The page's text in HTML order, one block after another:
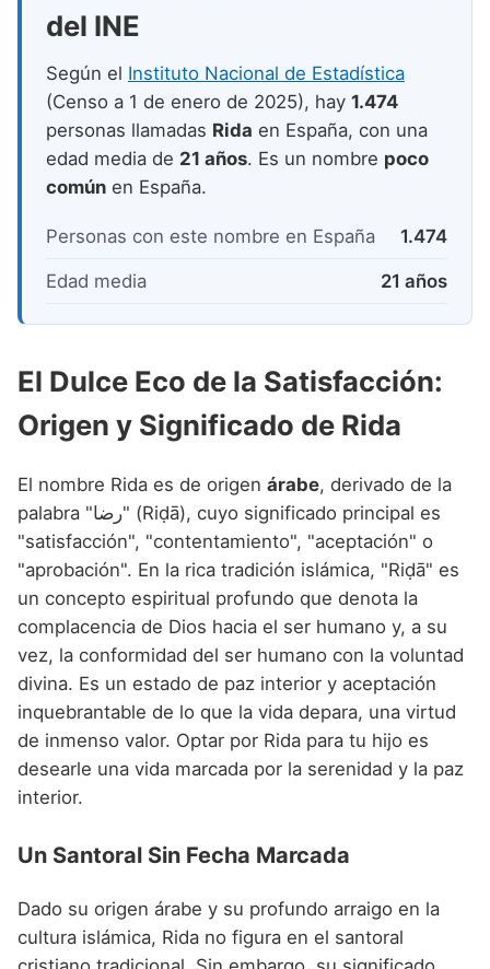
Nombres de niño que empiezan por Q
Nombres de niño que empiezan por R
Nombres de niño que empiezan por S
Nombres de niño que empiezan por X
Nombres de niño que empiezan por Y
Nombres de niño que empiezan por Z
Nombres de Niño Vascos
Nombres de Niño Portugueses
Nombres de Niño Rumanos
Nombres de Niño Rusos
Nombres de Niño Suecos
del INE
Según el Instituto Nacional de Estadística
(Censo a 1 de enero de 2025), hay 1.474
personas llamadas Rida en España, con una
edad media de 21 años. Es un nombre poco
común en España.
Personas con este nombre en España 1.474
Edad media 21 años
El Dulce Eco de la Satisfacción:
Origen y Significado de Rida
El nombre Rida es de origen árabe, derivado de la
palabra "رضا" (Riḍā), cuyo significado principal es
"satisfacción", "contentamiento", "aceptación" o
"aprobación". En la rica tradición islámica, "Riḍā" es
un concepto espiritual profundo que denota la
complacencia de Dios hacia el ser humano y, a su
vez, la conformidad del ser humano con la voluntad
divina. Es un estado de paz interior y aceptación
inquebrantable de lo que la vida depara, una virtud
de inmenso valor. Optar por Rida para tu hijo es
desearle una vida marcada por la serenidad y la paz
interior.
Un Santoral Sin Fecha Marcada
Dado su origen árabe y su profundo arraigo en la
cultura islámica, Rida no figura en el santoral